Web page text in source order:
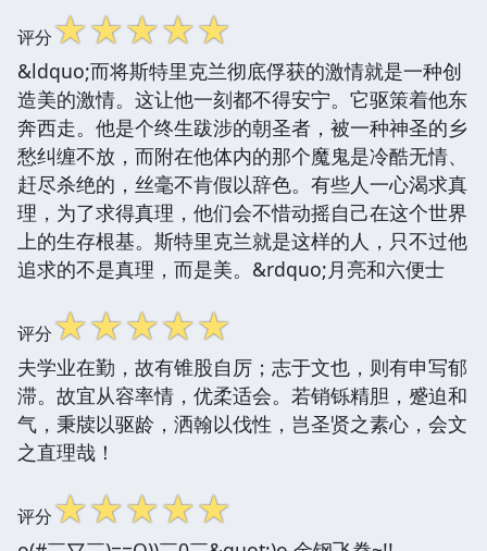
评分☆☆☆☆☆
&ldquo;而将斯特里克兰彻底俘获的激情就是一种创
造美的激情。这让他一刻都不得安宁。它驱策着他东
奔西走。他是个终生跋涉的朝圣者，被一种神圣的乡
愁纠缠不放，而附在他体内的那个魔鬼是冷酷无情、
赶尽杀绝的，丝毫不肯假以辞色。有些人一心渴求真
理，为了求得真理，他们会不惜动摇自己在这个世界
上的生存根基。斯特里克兰就是这样的人，只不过他
追求的不是真理，而是美。&rdquo;月亮和六便士
评分☆☆☆☆☆
夫学业在勤，故有锥股自厉；志于文也，则有申写郁
滞。故宜从容率情，优柔适会。若销铄精胆，蹙迫和
气，秉牍以驱龄，洒翰以伐性，岂圣贤之素心，会文
之直理哉！
评分☆☆☆☆☆